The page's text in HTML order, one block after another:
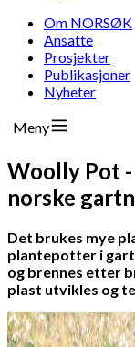
Om NORSØK
Ansatte
Prosjekter
Publikasjoner
Nyheter
Meny
Woolly Pot
norske
Det brukes mye
plantepotter i
og brennes etter
plast utvikles og